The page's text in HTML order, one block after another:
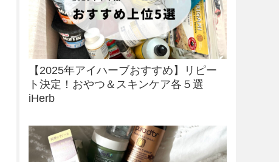
【2025年アイハーブおすすめ】リピー
ト決定！おやつ＆スキンケア各５選
iHerb